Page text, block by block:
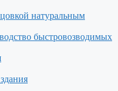
натуральным
быстровозводимых